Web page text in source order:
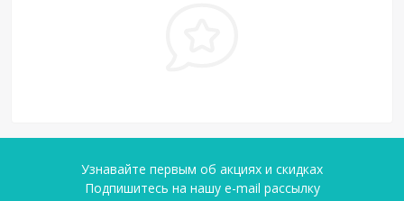
Узнавайте первым об акциях и скидках
Подпишитесь на нашу e-mail рассылку